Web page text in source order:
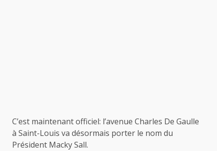
C’est maintenant officiel: l’avenue Charles De Gaulle
à Saint-Louis va désormais porter le nom du
Président Macky Sall.